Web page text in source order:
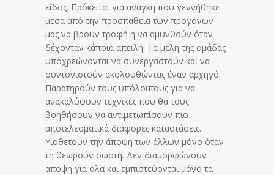
είδος. Πρόκειται για ανάγκη που γεννήθηκε
μέσα από την προσπάθεια των προγόνων
μας να βρουν τροφή ή να αμυνθούν όταν
δέχονταν κάποια απειλή. Τα μέλη της ομάδας
υποχρεώνονται να συνεργαστούν και να
συντονιστούν ακολουθώντας έναν αρχηγό.
Παρατηρούν τους υπόλοιπους για να
ανακαλύψουν τεχνικές που θα τους
βοηθήσουν να αντιμετωπίσουν πιο
αποτελεσματικά διάφορες καταστάσεις.
Υιοθετούν την άποψη των άλλων μόνο όταν
τη θεωρούν σωστή. Δεν διαμορφώνουν
άποψη για όλα και εμπιστεύονται μόνο τα